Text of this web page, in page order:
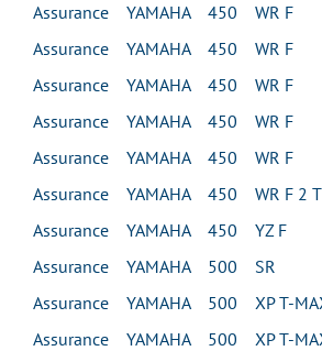
Assurance YAMAHA 450 WR F
Assurance YAMAHA 450 WR F
Assurance YAMAHA 450 WR F
Assurance YAMAHA 450 WR F
Assurance YAMAHA 450 WR F
Assurance YAMAHA 450 WR F 2
Assurance YAMAHA 450 YZ F
Assurance YAMAHA 500 SR
Assurance YAMAHA 500 XP T-
Assurance YAMAHA 500 XP T-